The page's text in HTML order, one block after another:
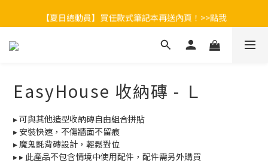
【夏日總動員】買任款式筆記本再送內頁！>>點我
【夏日總動員】買任款式筆記本再送內頁！>>點我
台灣地區$899免運 / 香港地區$990免運
【夏日總動員】買任款式筆記本再送內頁！>>點我
EasyHouse 收納磚 - Ｌ
▸ 可與其他造型收納磚自由組合拼貼
▸ 安裝快速，不傷牆面不留痕
▸ 魔鬼氈背磚設計，輕鬆對位
▸ ▸ 此產品不包含情境中使用配件，配件需另外購買